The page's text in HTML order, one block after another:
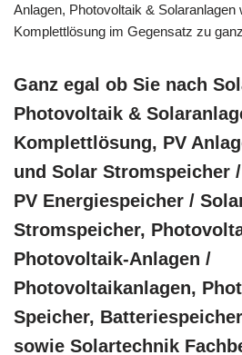
Anlagen, Photovoltaik & Solaranlagen
Komplettlösung im Gegensatz zu
Ganz egal ob Sie nach
Photovoltaik &
Komplettlösung, PV
und Solar Stromspeicher
PV Energiespeicher /
Stromspeicher,
Photovoltaik-Anlagen /
Photovoltaikanlagen,
Speicher,
sowie Solartechnik